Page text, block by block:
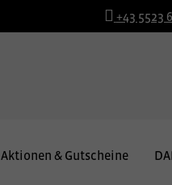
+43 5523
Aktionen & Gutscheine